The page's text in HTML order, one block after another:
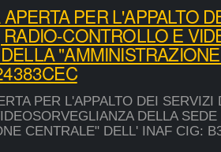
PER L'APPALTO
CONTROLLO E
PER L'APPALTO DEI
DELLA SEDE
CENTRALE" DELL' INAF CIG: